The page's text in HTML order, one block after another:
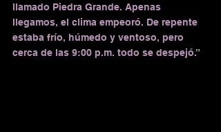
llamado Piedra Grande. Apenas
llegamos, el clima empeoró. De repente
estaba frío, húmedo y ventoso, pero
cerca de las 9:00 p.m. todo se despejó.”